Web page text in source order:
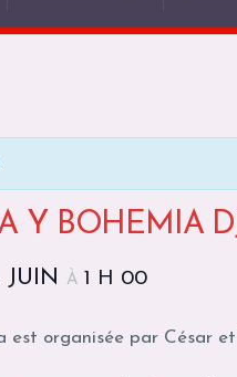
Y BOHEMIA
JUIN À 1 H 00
est organisée par César